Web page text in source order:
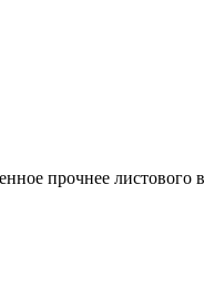
прочнее листового